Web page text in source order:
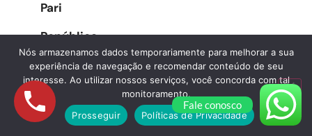
Pari
República
Santa Cecília
Santa Efigênia
Sé
Fale conosco
Nós armazenamos dados temporariamente para melhorar a sua
experiência de navegação e recomendar conteúdo de seu
interesse. Ao utilizar nossos serviços, você concorda com tal
monitoramento.
Prosseguir
Políticas de Privacidade